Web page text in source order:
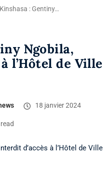
Kinshasa : Gentiny…
Ngobila,
l’Hôtel de Ville
18 janvier 2024